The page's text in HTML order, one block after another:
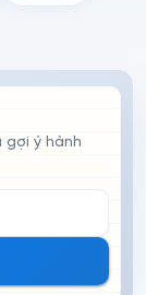
ý hành